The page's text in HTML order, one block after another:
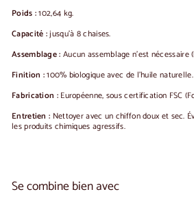
Poids :102,64 kg.
Capacité :jusqu'à 8 chaises.
Assemblage : Aucun assemblage n'est nécessaire
Finition :100% biologique avec de l'huile naturelle.
Fabrication :Européenne, sous certification FSC
Entretien : Nettoyer avec un chiffon doux et sec.
les produits chimiques agressifs.
Se combine bien avec